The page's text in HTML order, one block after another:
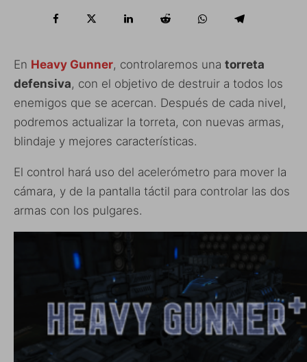
En Heavy Gunner, controlaremos una torreta
defensiva, con el objetivo de destruir a todos los
enemigos que se acercan. Después de cada nivel,
podremos actualizar la torreta, con nuevas armas,
blindaje y mejores características.
El control hará uso del acelerómetro para mover la
cámara, y de la pantalla táctil para controlar las dos
armas con los pulgares.